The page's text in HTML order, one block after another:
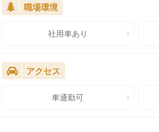
職場環境
社用車あり
アクセス
車通勤可